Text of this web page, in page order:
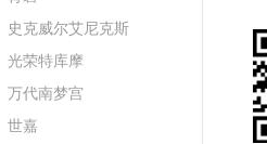
史克威尔艾尼克斯
光荣特库摩
万代南梦宫
世嘉